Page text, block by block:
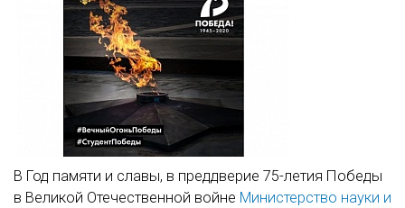
В Год памяти и славы, в преддверие 75-летия Победы
в Великой Отечественной войне Министерство науки и